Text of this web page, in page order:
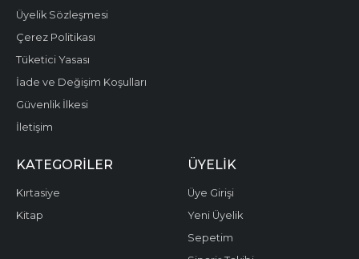
Üyelik Sözleşmesi
Çerez Politikası
Tüketici Yasası
İade ve Değişim Koşulları
Güvenlik İlkesi
İletişim
KATEGORILER
Kırtasiye
Kitap
ÜYELIK
Üye Girişi
Yeni Üyelik
Sepetim